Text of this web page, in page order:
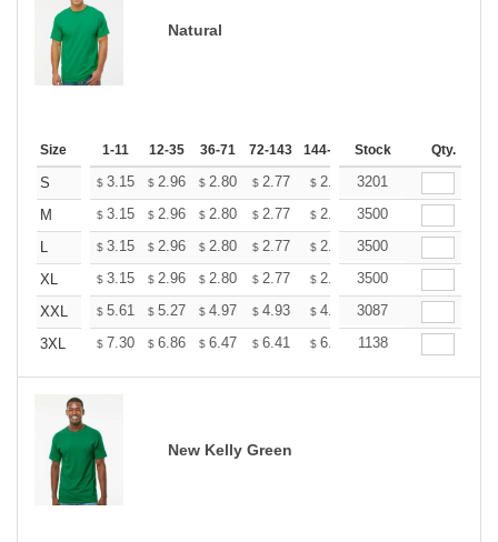
Natural
Size 1-11 12-35 36-71 72-143 144-287 288 + More
Stock Qty.
S $ 3.15 $ 2.96 $ 2.80 $ 2.77 $ 2.72 $2.70
3201
M
$ 3.15 $ 2.96 $ 2.80 $ 2.77 $ 2.72 $2.70
3500
L
$ 3.15 $ 2.96 $ 2.80 $ 2.77 $ 2.72 $2.70
3500
XL
$ 3.15 $ 2.96 $ 2.80 $ 2.77 $ 2.72 $2.70
3500
XXL
$ 5.61 $ 5.27 $ 4.97 $ 4.93 $ 4.85 $4.80
3087
3XL
$ 7.30 $ 6.86 $ 6.47 $ 6.41 $ 6.30 $6.25
1138
New Kelly Green